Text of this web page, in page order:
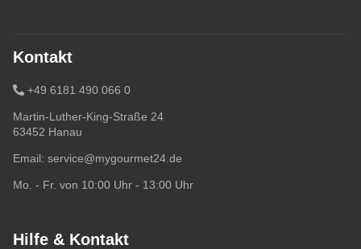
Kontakt
+49 6181 490 066 0
Martin-Luther-King-Straße 24
63452 Hanau
Email: service@mygourmet24.de
Mo. - Fr. von 10:00 Uhr - 13:00 Uhr
Hilfe & Kontakt